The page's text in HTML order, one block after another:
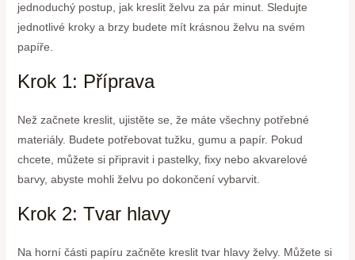
jednoduchý postup, jak kreslit želvu za pár minut. Sledujte
jednotlivé kroky a brzy budete mít krásnou želvu na svém
papíře.
Krok 1: Příprava
Než začnete kreslit, ujistěte se, že máte všechny potřebné
materiály. Budete potřebovat tužku, gumu a papír. Pokud
chcete, můžete si připravit i pastelky, fixy nebo akvarelové
barvy, abyste mohli želvu po dokončení vybarvit.
Krok 2: Tvar hlavy
Na horní části papíru začněte kreslit tvar hlavy želvy. Můžete si